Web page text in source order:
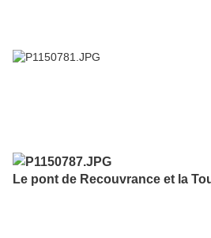
Le pont de Recouvrance et la